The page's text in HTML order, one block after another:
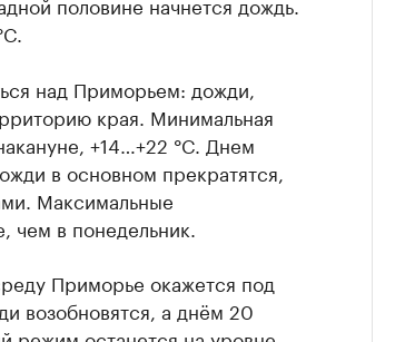
над Приморьем: дожди,
края. Минимальная
+14…+22 °C. Днем
в основном прекратятся,
Максимальные
чем в понедельник.
Приморье окажется под
возобновятся, а днём 20